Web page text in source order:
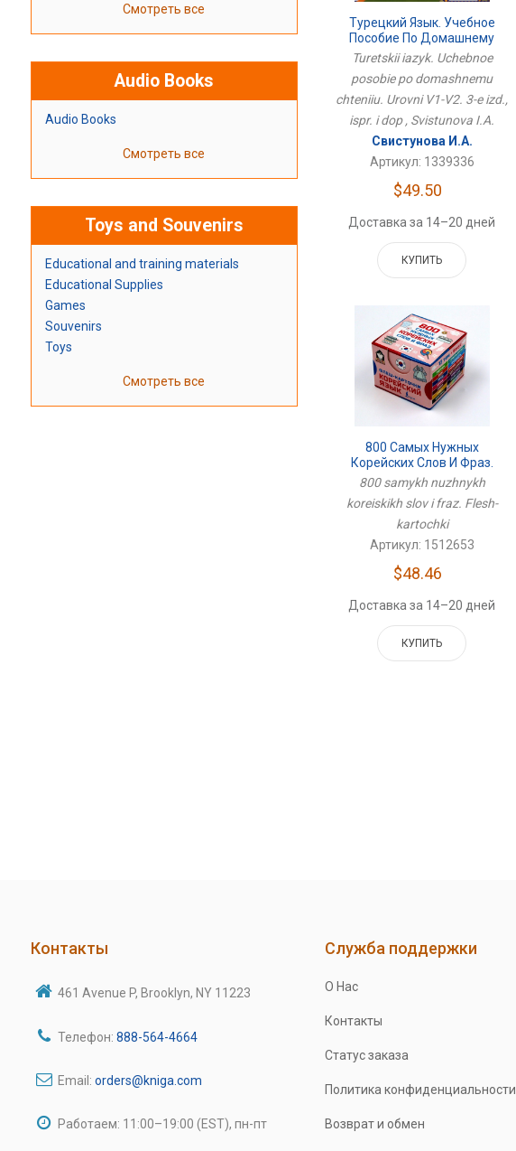
Смотреть все
Audio Books
Audio Books
Смотреть все
Toys and Souvenirs
Educational and training materials
Educational Supplies
Games
Souvenirs
Toys
Смотреть все
Турецкий Язык. Учебное
Пособие По Домашнему
Чтению. Уровни В1-В2. 3-Е
Изд., Испр. И Доп
Turetskii iazyk. Uchebnoe
posobie po domashnemu
chteniiu. Urovni V1-V2. 3-e izd.,
ispr. i dop , Svistunova I.A.
Свистунова И.А.
Артикул: 1339336
$49.50
Доставка за 14–20 дней
КУПИТЬ
800 Самых Нужных
Корейских Слов И Фраз.
Флеш-Карточки
800 samykh nuzhnykh
koreiskikh slov i fraz. Flesh-
kartochki
Артикул: 1512653
$48.46
Доставка за 14–20 дней
КУПИТЬ
Контакты
461 Avenue P, Brooklyn, NY 11223
Телефон: 888-564-4664
Email: orders@kniga.com
Работаем: 11:00–19:00 (EST), пн-пт
Служба поддержки
О Нас
Контакты
Статус заказа
Политика конфиденциальности
Возврат и обмен